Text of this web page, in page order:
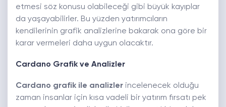
etmesi söz konusu olabileceği gibi büyük kayıplar
da yaşayabilirler. Bu yüzden yatırımcıların
kendilerinin grafik analizlerine bakarak ona göre bir
karar vermeleri daha uygun olacaktır.
Cardano Grafik ve Analizler
Cardano grafik ile analizler incelenecek olduğu
zaman insanlar için kısa vadeli bir yatırım fırsatı pek